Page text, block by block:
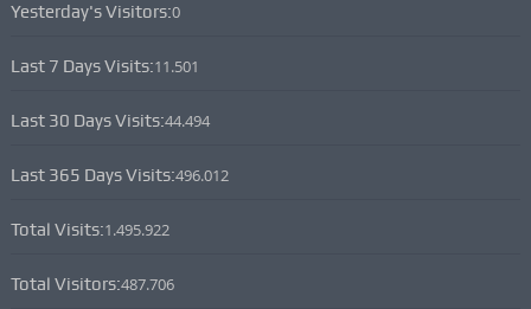
Yesterday's Visitors:0
Last 7 Days Visits:11.501
Last 30 Days Visits:44.494
Last 365 Days Visits:496.012
Total Visits:1.495.922
Total Visitors:487.706